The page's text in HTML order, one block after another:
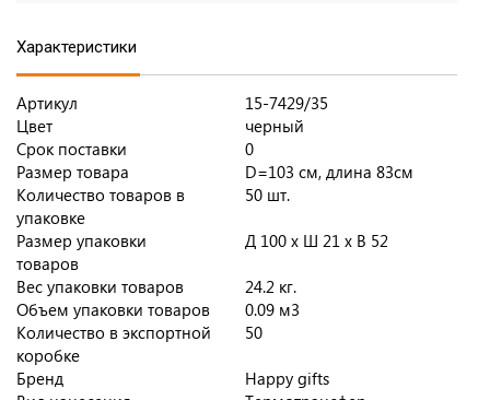
Характеристики
Артикул
15-7429/35
Цвет
черный
Срок поставки
0
Размер товара
D=103 см, длина 83см
Количество товаров в
упаковке
50 шт.
Размер упаковки
товаров
Д 100 x Ш 21 x В 52
Вес упаковки товаров
24.2 кг.
Объем упаковки товаров
0.09 м3
Количество в экспортной
коробке
50
Бренд
Happy gifts